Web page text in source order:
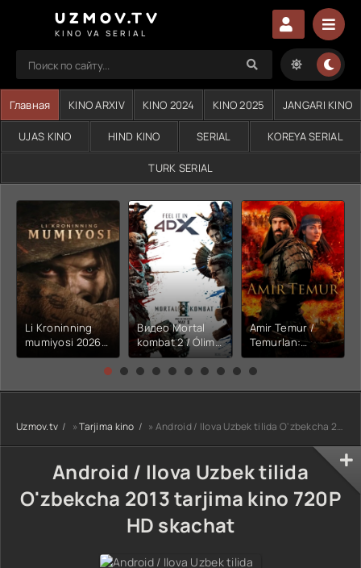
UZMOV.TV
KINO VA SERIAL
Главная KINO ARXIV KINO 2024 KINO 2025 JANGARI KINO
UJAS KINO HIND KINO SERIAL KOREYA SERIAL
TURK SERIAL
Li Kroninning
mumiyosi 2026
(uzbek tilida
kino) tarjima HD
Видео Mortal
kombat 2 / Ólim
jangi 2 (2026)
Uzbek tilida
Amir Temur /
Temurlan:
Fathchining
yuksalishi
tarjima kino Full
HD tas-ix
Uzmov.tv »Tarjima kino » Android / Ilova Uzbek tilida O'zbekcha 2013 tarjima kino 720P HD skachat
Android / Ilova Uzbek tilida
O'zbekcha 2013 tarjima kino 720P
HD skachat